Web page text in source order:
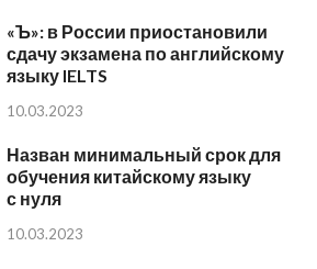
«Ъ»: в России приостановили
сдачу экзамена по английскому
языку IELTS
10.03.2023
Назван минимальный срок для
обучения китайскому языку
с нуля
10.03.2023